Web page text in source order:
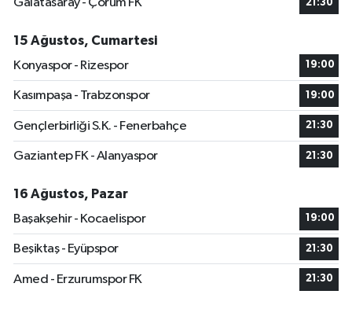
Galatasaray - Çorum FK
21:30
15 Ağustos, Cumartesi
Konyaspor - Rizespor
19:00
Kasımpaşa - Trabzonspor 19:00
Gençlerbirliği S.K. - Fenerbahçe 21:30
Gaziantep FK - Alanyaspor 21:30
16 Ağustos, Pazar
Başakşehir - Kocaelispor
19:00
Beşiktaş - Eyüpspor 21:30
Amed - Erzurumspor FK 21:30